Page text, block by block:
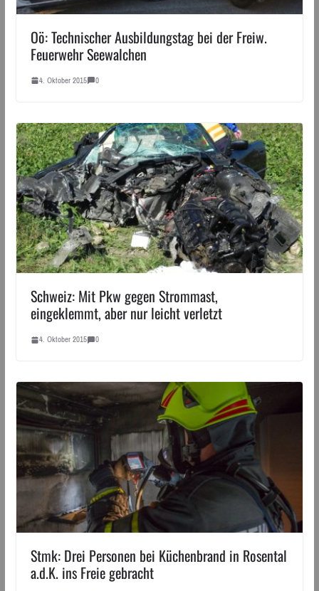
Oö: Technischer Ausbildungstag bei der Freiw.
Feuerwehr Seewalchen
4. Oktober 2015 0
Schweiz: Mit Pkw gegen Strommast,
eingeklemmt, aber nur leicht verletzt
4. Oktober 2015 0
Stmk: Drei Personen bei Küchenbrand in Rosental
a.d.K. ins Freie gebracht